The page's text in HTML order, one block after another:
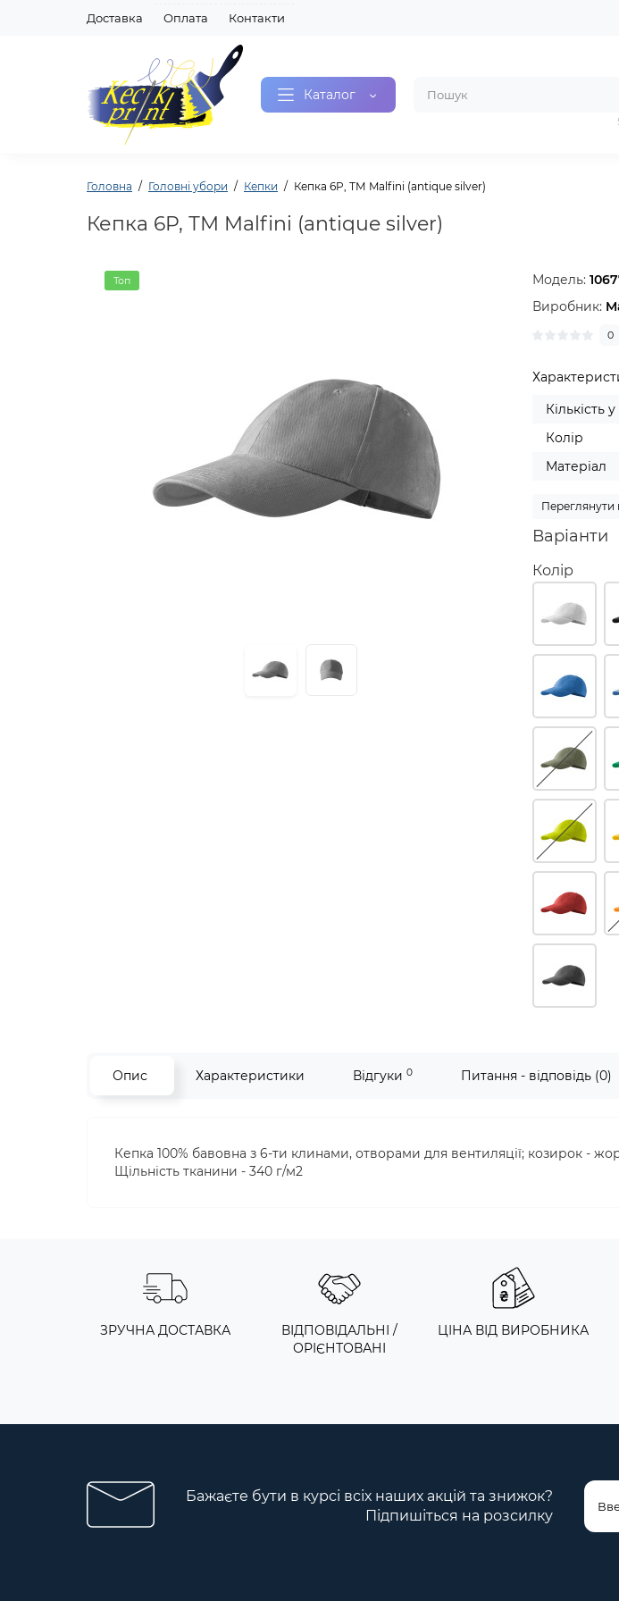
Доставка Оплата Контакти
Каталог
Головна Головні убори Кепки Кепка 6P, ТМ Malfini (antique silver)
Кепка 6P, ТМ Malfini (antique silver)
Топ Модель:
Виробник:
0
Кількість
Колір
Матеріал
Переглянути
Варіанти
Колір
Опис Характеристики Відгуки 0 Питання - відповідь (0)
Кепка 100% бавовна з 6-ти клинами, отворами для вентиляції; козирок -
Щільність тканини - 340 г/м2
ЗРУЧНА ДОСТАВКА
ВІДПОВІДАЛЬНІ /
ОРІЄНТОВАНІ
ЦІНА ВІД ВИРОБНИКА
Бажаєте бути в курсі всіх наших акцій та знижок?
Підпишіться на розсилку